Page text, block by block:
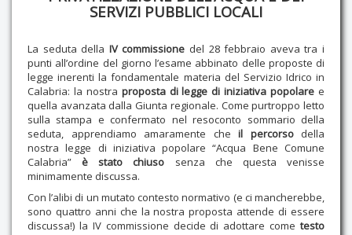
SERVIZI PUBBLICI LOCALI
La seduta della IV commissione del 28 febbraio aveva tra i
punti all’ordine del giorno l’esame abbinato delle proposte di
legge inerenti la fondamentale materia del Servizio Idrico in
Calabria: la nostra proposta di legge di iniziativa popolaree
quella avanzata dalla Giunta regionale. Come purtroppo letto
sulla stampa e confermato nel resoconto sommario della
seduta, apprendiamo amaramente che il percorso della
nostra legge di iniziativa popolare “Acqua Bene Comune
Calabria” è stato chiuso senza che questa venisse
minimamente discussa.
Con l’alibi di un mutato contesto normativo (e ci mancherebbe,
sono quattro anni che la nostra proposta attende di essere
discussa!) la IV commissione decide di adottare come testo